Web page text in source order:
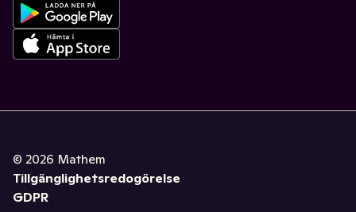
© 2026 Mathem
Tillgänglighetsredogörelse
GDPR